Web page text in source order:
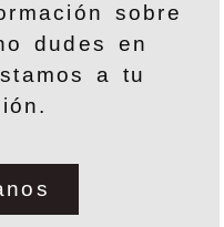
sobre
dudes en
a tu